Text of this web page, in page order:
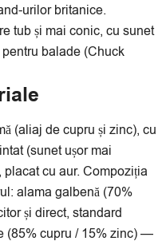
urilor britanice.
tub și mai conic, cu sunet
balade (Chuck
(aliaj de cupru și zinc), cu
(sunet ușor mai
cu aur. Compoziția
alama galbenă (70%
și direct, standard
(85% cupru / 15% zinc) —